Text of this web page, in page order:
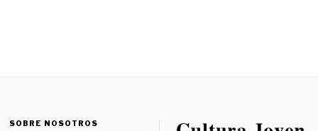
SOBRE NOSOTROS